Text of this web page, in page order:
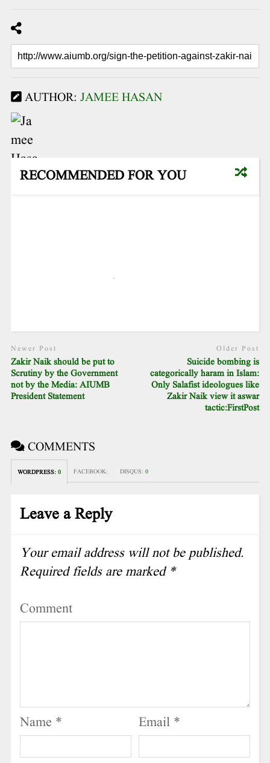
AUTHOR: JAMEE HASAN
RECOMMENDED FOR YOU
Newer Post
Zakir Naik should be put to
Scrutiny by the Government
not by the Media: AIUMB
President Statement
Older Post
Suicide bombing is
categorically haram in Islam:
Only Salafist ideologues like
Zakir Naik view it aswar
tactic:FirstPost
COMMENTS
WORDPRESS: 0 FACEBOOK: DISQUS: 0
Leave a Reply
Your email address will not be published.
Required fields are marked *
Comment
Name * Email *